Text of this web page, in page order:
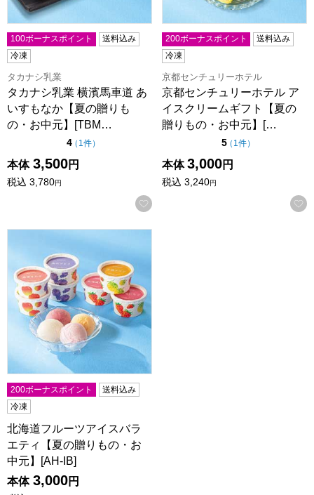
100ボーナスポイント
送料込み
冷凍
タカナシ乳業
タカナシ乳業 横濱馬車道 あ
いすもなか【夏の贈りも
の・お中元】[TBM…
4点（5点満点中）
（ 1件の評価
）
本体 3,500円
税込 3,780円
お気に入りに登録する
200ボーナスポイント
送料込み
冷凍
京都センチュリーホテル
京都センチュリーホテル ア
イスクリームギフト【夏の
贈りもの・お中元】[…
5点（5点満点中）
（ 1件の評価
）
本体 3,000円
税込 3,240円
200ボーナスポイント
送料込み
冷凍
北海道フルーツアイスバラ
エティ【夏の贈りもの・お
中元】[AH-IB]
本体 3,000円